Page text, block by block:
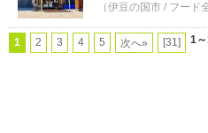
（伊豆の国市 / フード
1 2 3 4 5 次へ» [31] 1